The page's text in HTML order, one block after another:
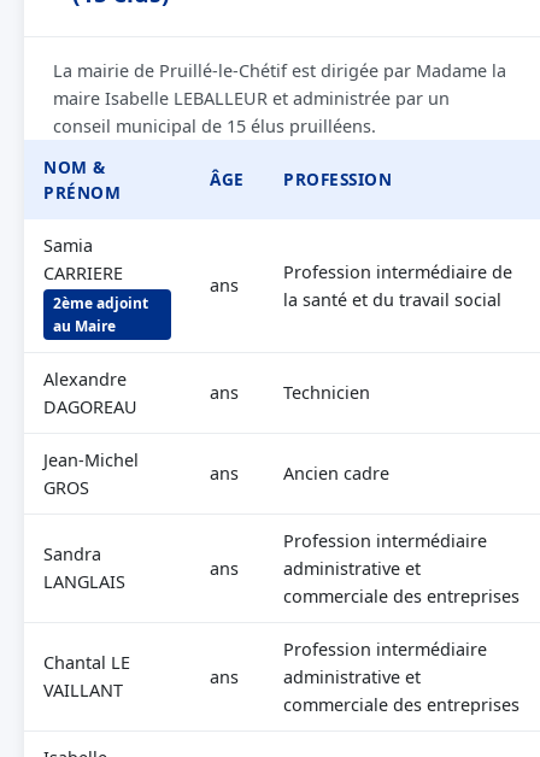
La mairie de Pruillé-le-Chétif est dirigée par Madame la
maire Isabelle LEBALLEUR et administrée par un
conseil municipal de 15 élus pruilléens.
NOM &
PRÉNOM
ÂGE PROFESSION
Samia
CARRIERE
2ème adjoint
au Maire
ans
Profession intermédiaire de
la santé et du travail social
Alexandre
DAGOREAU
ans Technicien
Jean-Michel
GROS
ans Ancien cadre
Sandra
LANGLAIS
ans
Profession intermédiaire
administrative et
commerciale des entreprises
Chantal LE
VAILLANT
ans
Profession intermédiaire
administrative et
commerciale des entreprises